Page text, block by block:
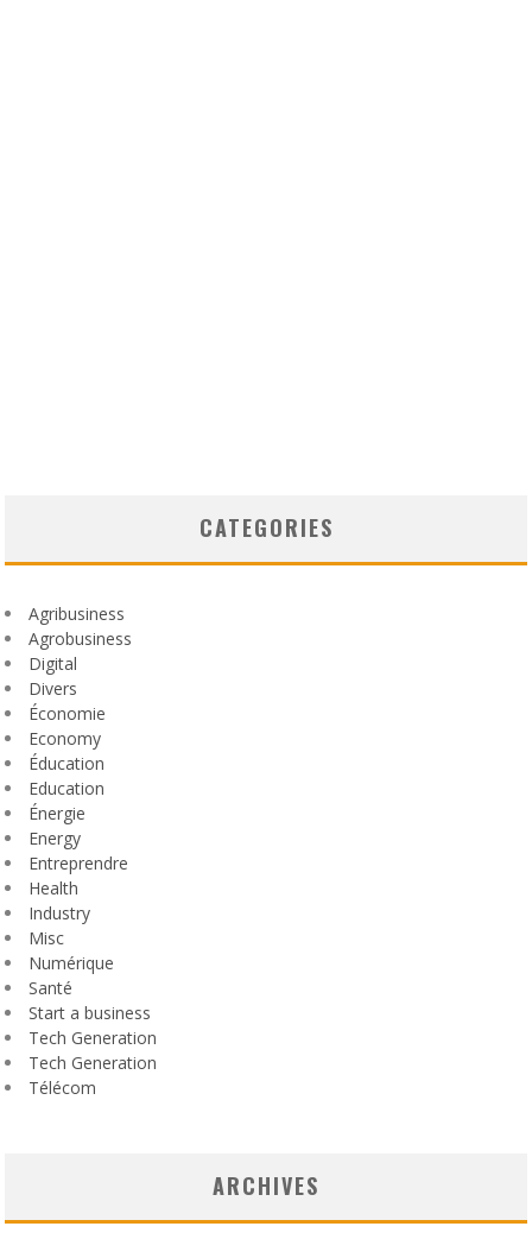
CATEGORIES
Agribusiness
Agrobusiness
Digital
Divers
Économie
Economy
Éducation
Education
Énergie
Energy
Entreprendre
Health
Industry
Misc
Numérique
Santé
Start a business
Tech Generation
Tech Generation
Télécom
ARCHIVES